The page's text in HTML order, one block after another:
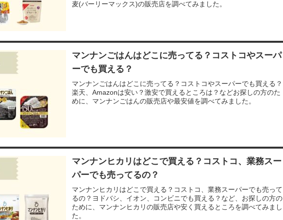
麦(バーリーマックス)の販売店を調べてみました。
マンナンごはんはどこに売ってる？コストコやスーパ
ーでも買える？
マンナンごはんはどこに売ってる？コストコやスーパーでも買える？
楽天、Amazonは安い？激安で買えるところは？などお探しの方のた
めに、マンナンごはんの販売店や最安値を調べてみました。
マンナンヒカリはどこで買える？コストコ、業務スー
パーでも売ってるの？
マンナンヒカリはどこで買える？コストコ、業務スーパーでも売って
るの？ヨドバシ、イオン、コンビニでも買える？など、お探しの方の
ために、マンナンヒカリの販売店や安く買えるところを調べてみまし
た。